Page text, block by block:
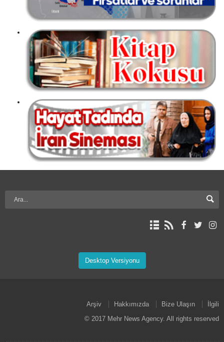
Desktop Versiyonu
Arşiv Hakkımızda Bize Ulaşın
İlgili
© 2017 Mehr News Agency. All rights reserved